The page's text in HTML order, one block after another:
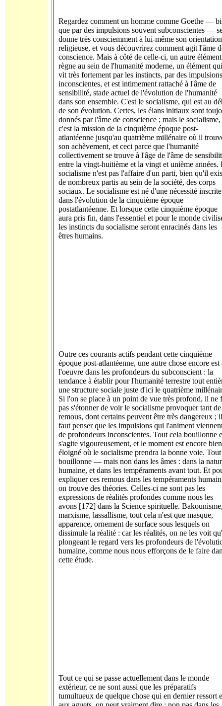
Regardez comment un homme comme Goethe —
que par des impulsions souvent subconscientes —
donne très consciemment à lui-même son orientation
religieuse, et vous découvrirez comment agit l'âme
conscience. Mais à côté de celle-ci, un autre élément
règne au sein de l'humanité moderne, un élément qui
vit très fortement par les instincts, par des impulsions
inconscientes, et est intimement rattaché à l'âme de
sensibilité, stade actuel de l'évolution de l'humanité
dans son ensemble. C'est le socialisme, qui est au
de son évolution. Certes, les élans initiaux sont
donnés par l'âme de conscience ; mais le socialisme,
c'est la mission de la cinquième époque post-
atlantéenne jusqu'au quatrième millénaire où il
son achèvement, et ceci parce que l'humanité
collectivement se trouve à l'âge de l'âme de
entre la vingt-huitième et la vingt et unième années.
socialisme n'est pas l'affaire d'un parti, bien qu'il
de nombreux partis au sein de la société, des corps
sociaux. Le socialisme est né d'une nécessité inscrite
dans l'évolution de la cinquième époque
postatlantéenne. Et lorsque cette cinquième époque
aura pris fin, dans l'essentiel et pour le monde
les instincts du socialisme seront enracinés dans les
êtres humains.
Outre ces courants actifs pendant cette cinquième
époque post-atlantéenne, une autre chose encore est
l'oeuvre dans les profondeurs du subconscient : la
tendance à établir pour l'humanité terrestre tout
une structure sociale juste d'ici le quatrième
Si l'on se place à un point de vue très profond, il ne
pas s'étonner de voir le socialisme provoquer tant de
remous, dont certains peuvent être très dangereux ; il
faut penser que les impulsions qui l'animent
de profondeurs inconscientes. Tout cela bouillonne
s'agite vigoureusement, et le moment est encore bien
éloigné où le socialisme prendra la bonne voie. Tout
bouillonne — mais non dans les âmes : dans la
humaine, et dans les tempéraments avant tout. Et
expliquer ces remous dans les tempéraments
on trouve des théories. Celles-ci ne sont pas les
expressions de réalités profondes comme nous les
avons [172] dans la Science spirituelle.
marxisme, lassallisme, tout cela n'est que masque,
apparence, ornement de surface sous lesquels on
dissimule la réalité : car les réalités, on ne les voit
plongeant le regard vers les profondeurs de
humaine, comme nous nous efforçons de le faire
cette étude.
Tout ce qui se passe actuellement dans le monde
extérieur, ce ne sont aussi que les préparatifs
tumultueux de quelque chose qui en dernier ressort